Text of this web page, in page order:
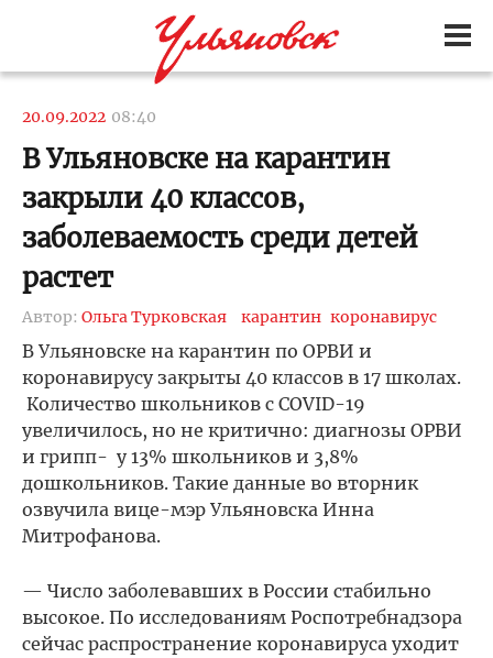
20.09.2022 08:40
В Ульяновске на карантин
закрыли 40 классов,
заболеваемость среди детей
растет
Автор: Ольга Турковская карантин коронавирус
В Ульяновске на карантин по ОРВИ и
коронавирусу закрыты 40 классов в 17 школах.
Количество школьников с COVID-19
увеличилось, но не критично: диагнозы ОРВИ
и грипп- у 13% школьников и 3,8%
дошкольников. Такие данные во вторник
озвучила вице-мэр Ульяновска Инна
Митрофанова.
— Число заболевавших в России стабильно
высокое. По исследованиям Роспотребнадзора
сейчас распространение коронавируса уходит